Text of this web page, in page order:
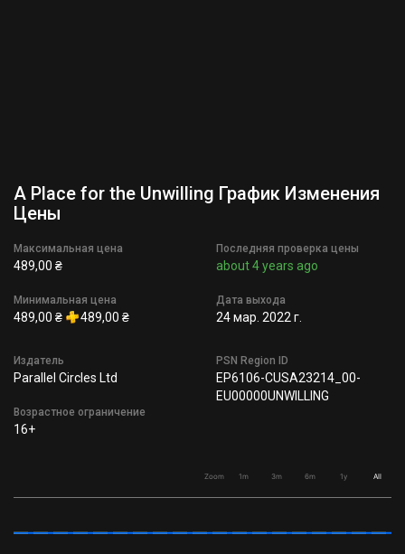
A Place for the Unwilling График Изменения
Цены
Максимальная цена
489,00 ₴
Минимальная цена
489,00 ₴ 489,00 ₴
Последняя проверка цены
about 4 years ago
Дата выхода
24 мар. 2022 г.
Издатель
Parallel Circles Ltd
Возрастное ограничение
16+
PSN Region ID
EP6106-CUSA23214_00-
EU00000UNWILLING
Zoom 1m 3m 6m 1y All